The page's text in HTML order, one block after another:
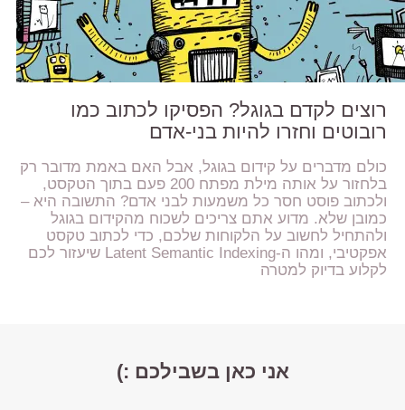
רוצים לקדם בגוגל? הפסיקו לכתוב כמו
רובוטים וחזרו להיות בני-אדם
כולם מדברים על קידום בגוגל, אבל האם באמת מדובר רק
בלחזור על אותה מילת מפתח 200 פעם בתוך הטקסט,
ולכתוב פוסט חסר כל משמעות לבני אדם? התשובה היא –
כמובן שלא. מדוע אתם צריכים לשכוח מהקידום בגוגל
ולהתחיל לחשוב על הלקוחות שלכם, כדי לכתוב טקסט
אפקטיבי, ומהו ה-Latent Semantic Indexing שיעזור לכם
לקלוע בדיוק למטרה
אני כאן בשבילכם :)